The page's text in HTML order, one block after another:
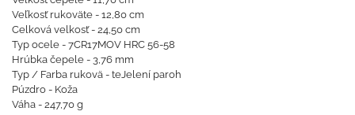
Veľkosť rukoväte - 12,80 cm
Celková velkosť - 24,50 cm
Typ ocele - 7CR17MOV HRC 56-58
Hrúbka čepele - 3,76 mm
Typ / Farba rukovä - teJelení paroh
Púzdro - Koža
Váha - 247,70 g